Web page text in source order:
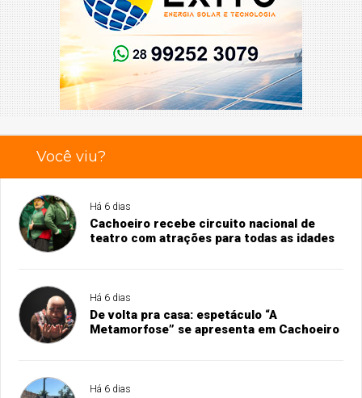
Você viu?
Há 6 dias
Cachoeiro recebe circuito nacional de
teatro com atrações para todas as idades
Há 6 dias
De volta pra casa: espetáculo “A
Metamorfose” se apresenta em Cachoeiro
Há 6 dias